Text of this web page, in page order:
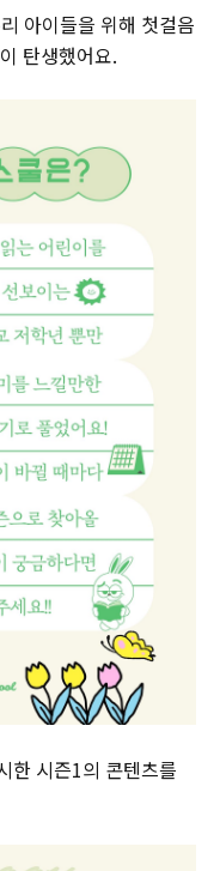
아이들을 위해 첫걸음
탄생했어요.
한 시즌1의 콘텐츠를